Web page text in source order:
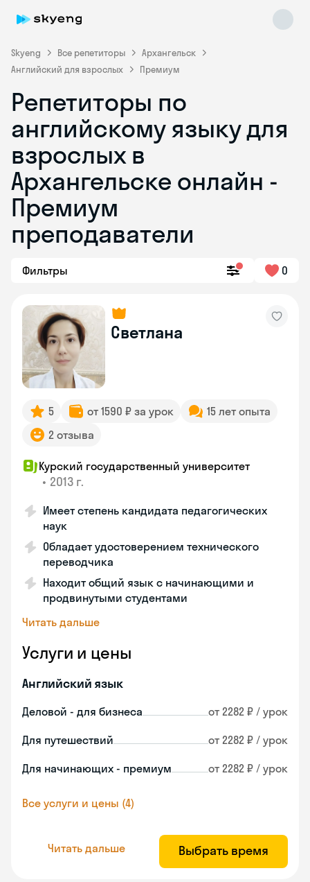
Skyeng Все репетиторы
Архангельск
Английский для взрослых
Премиум
Репетиторы по
английскому языку для
взрослых в
Архангельске онлайн -
Премиум
преподаватели
Фильтры 0
Светлана
5 от 1590 ₽ за урок
15 лет опыта
2 отзыва
Курский государственный университет
• 2013 г.
Имеет степень кандидата педагогических
наук
Обладает удостоверением технического
переводчика
Находит общий язык с начинающими и
продвинутыми студентами
Читать дальше
Услуги и цены
Английский язык
Деловой - для бизнеса от 2282 ₽ / урок
Для путешествий от 2282 ₽ / урок
Для начинающих - премиум от 2282 ₽ / урок
Все услуги и цены (4)
Читать дальше Выбрать время
Skyeng Chat